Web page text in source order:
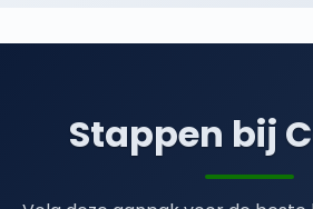
Stappen bij